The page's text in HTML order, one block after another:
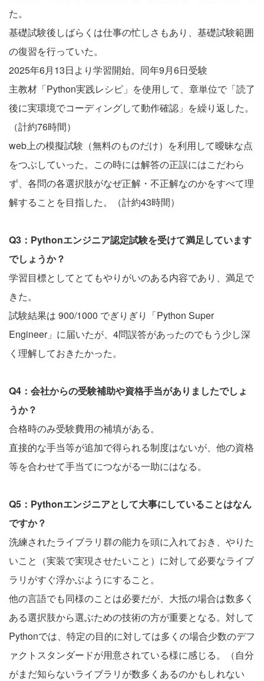
た。
基礎試験後しばらくは仕事の忙しさもあり、基礎試験範囲
の復習を行っていた。
2025年6月13日より学習開始。同年9月6日受験
主教材「Python実践レシピ」を使用して、章単位で「読了
後に実環境でコーディングして動作確認」を繰り返した。
（計約76時間）
web上の模擬試験（無料のものだけ）を利用して曖昧な点
をつぶしていった。この時には解答の正誤にはこだわら
ず、各問の各選択肢がなぜ正解・不正解なのかをすべて理
解することを目指した。（計約43時間）
Q3：Pythonエンジニア認定試験を受けて満足しています
でしょうか？
学習目標としてとてもやりがいのある内容であり、満足で
きた。
試験結果は 900/1000 でぎりぎり「Python Super
Engineer」に届いたが、4問誤答があったのでもう少し深
く理解しておきたかった。
Q4：会社からの受験補助や資格手当がありましたでしょ
うか？
合格時のみ受験費用の補填がある。
直接的な手当等が追加で得られる制度はないが、他の資格
等を合わせて手当てにつながる一助にはなる。
Q5：Pythonエンジニアとして大事にしていることはなん
ですか？
洗練されたライブラリ群の能力を頭に入れておき、やりた
いこと（実装で実現させたいこと）に対して必要なライブ
ラリがすぐ浮かぶようにすること。
他の言語でも同様のことは必要だが、大抵の場合は数多く
ある選択肢から選ぶための技術の方が重要となる。対して
Pythonでは、特定の目的に対しては多くの場合少数のデフ
ァクトスタンダードが用意されている様に感じる。（自分
がまだ知らないライブラリが数多くあるのかもしれない